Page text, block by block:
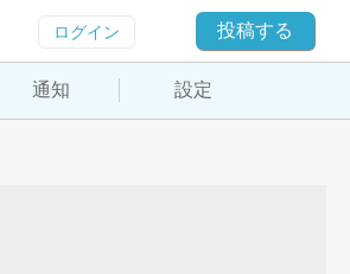
ログイン 投稿する
通知 設定